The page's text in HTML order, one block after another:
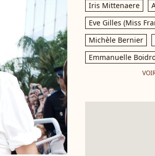
Iris Mittenaere
Eve Gilles (Miss
Michèle Bernier
Emmanuelle